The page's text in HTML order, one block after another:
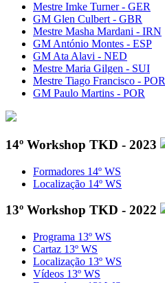
Mestre Imke Turner - GER
GM Glen Culbert - GBR
Mestre Masha Mardani - IRN
GM António Montes - ESP
GM Ata Alavi - NED
Mestre Maria Gilgen - SUI
Mestre Tiago Francisco - POR
GM Paulo Martins - POR
14º Workshop TKD - 2023
Formadores 14º WS
Localização 14º WS
13º Workshop TKD - 2022
Programa 13º WS
Cartaz 13º WS
Localização 13º WS
Vídeos 13º WS